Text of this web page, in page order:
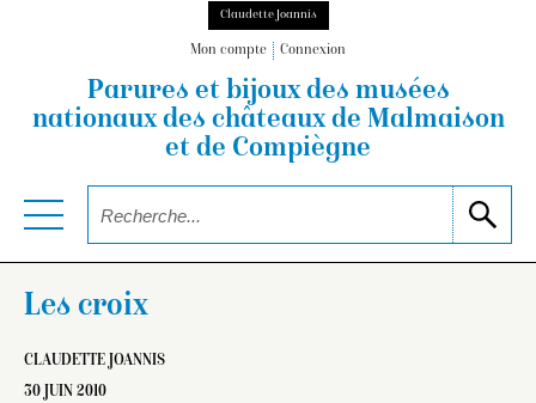
Claudette Joannis
Mon compte Connexion
Parures et bijoux des musées
nationauxdes châteaux de Malmaison
et de Compiègne
Les croix
CLAUDETTE JOANNIS
30 JUIN 2010